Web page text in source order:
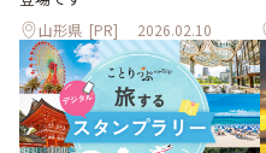
山形県 [PR] 2026.02.10